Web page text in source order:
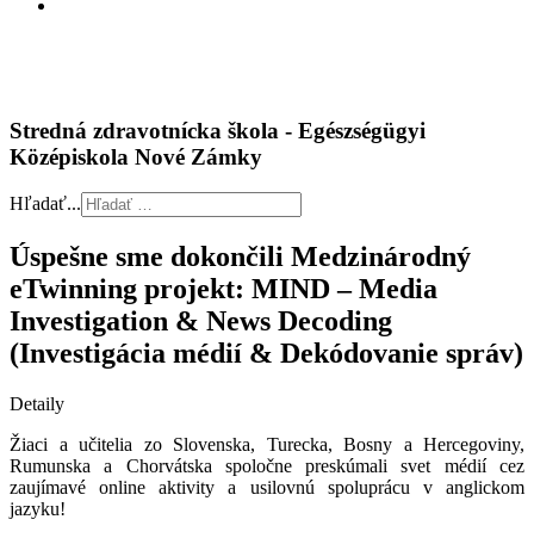
Stredná zdravotnícka škola - Egészségügyi
Középiskola Nové Zámky
Hľadať...
Úspešne sme dokončili Medzinárodný
eTwinning projekt: MIND – Media
Investigation & News Decoding
(Investigácia médií & Dekódovanie správ)
Detaily
Žiaci a učitelia zo Slovenska, Turecka, Bosny a Hercegoviny,
Rumunska a Chorvátska spoločne preskúmali svet médií cez
zaujímavé online aktivity a usilovnú spoluprácu v anglickom
jazyku!